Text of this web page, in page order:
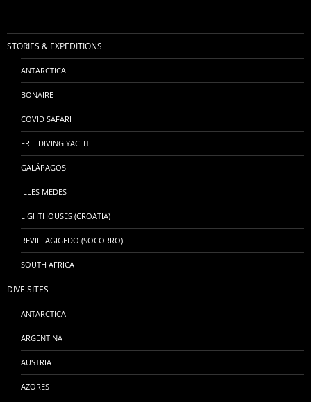
STORIES & EXPEDITIONS
ANTARCTICA
BONAIRE
COVID SAFARI
FREEDIVING YACHT
GALÁPAGOS
ILLES MEDES
LIGHTHOUSES (CROATIA)
REVILLAGIGEDO (SOCORRO)
SOUTH AFRICA
DIVE SITES
ANTARCTICA
ARGENTINA
AUSTRIA
AZORES